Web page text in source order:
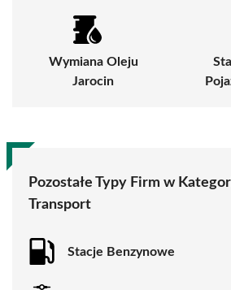
Wymiana Oleju
Jarocin
Pozostałe Typy Firm w
Transport
Stacje Benzynowe